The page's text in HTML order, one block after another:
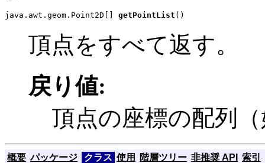
java.awt.geom.Point2D[] getPointList ()
頂点をすべて返す。
戻り値:
頂点の座標の配列
概要 パッケージ クラス 使用 階層ツリー 非推奨 API 索引